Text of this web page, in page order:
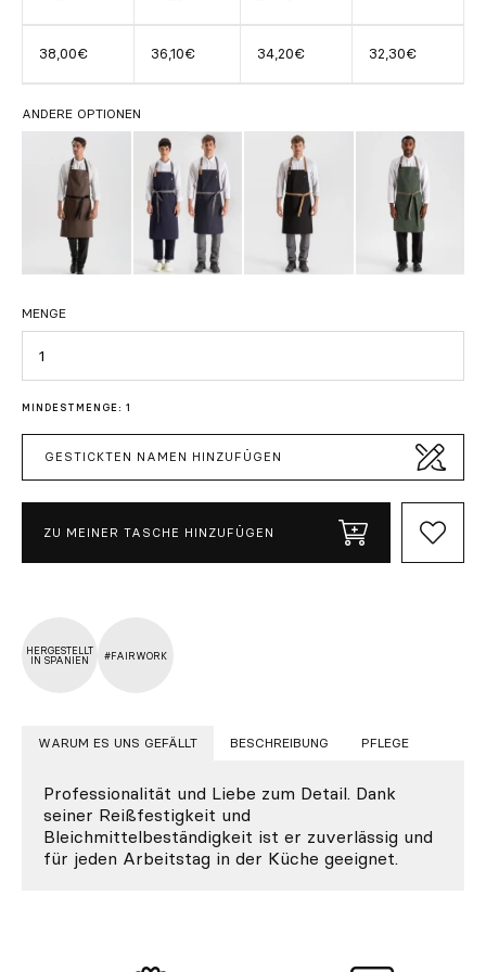
38,00€ 36,10€ 34,20€ 32,30€
ANDERE OPTIONEN
MENGE
MINDESTMENGE: 1
GESTICKTEN NAMEN HINZUFÜGEN
ZU MEINER TASCHE HINZUFÜGEN
HERGESTELLT
IN SPANIEN
#FAIRWORK
WARUM ES UNS GEFÄLLT BESCHREIBUNG PFLEGE
Professionalität und Liebe zum Detail. Dank
seiner Reißfestigkeit und
Bleichmittelbeständigkeit ist er zuverlässig und
für jeden Arbeitstag in der Küche geeignet.